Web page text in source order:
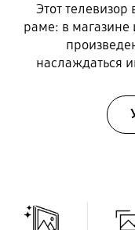
Этот телевизор
раме: в магазине
наслаждаться